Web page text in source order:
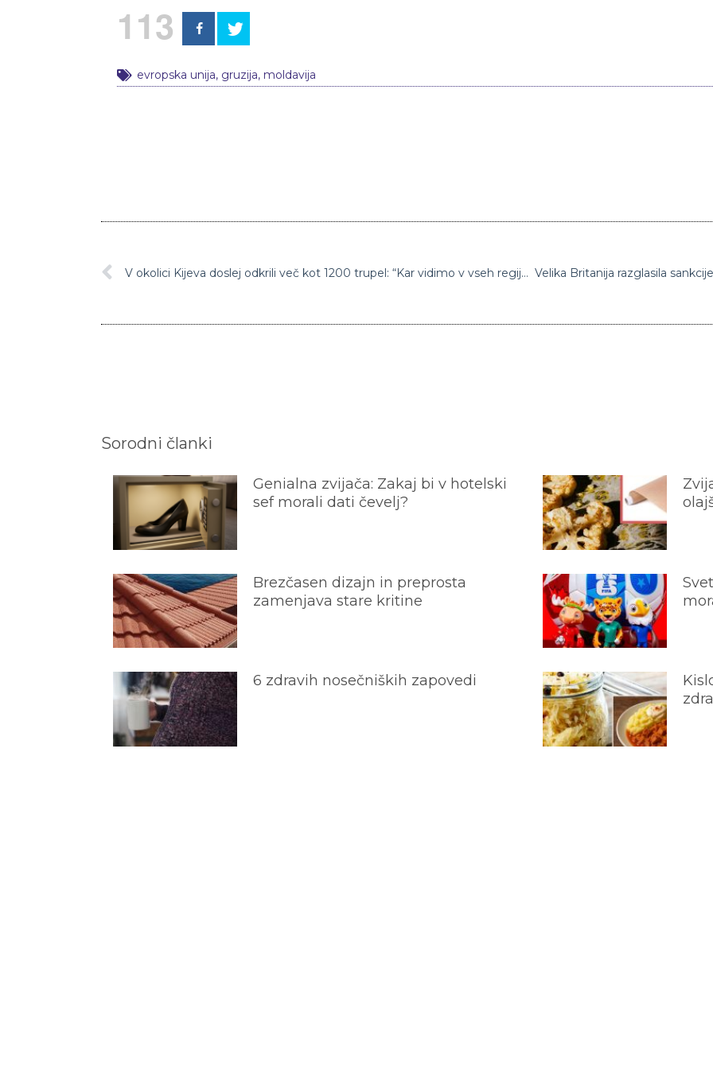
113
evropska unija, gruzija, moldavija
V okolici Kijeva doslej odkrili več kot 1200 trupel: “Kar vidimo v vseh regijah Ukrajine, so vojni zločini, zločini proti človečnosti”
Sorodni članki
Genialna zvijača: Zakaj bi v hotelski
sef morali dati čevelj?
Brezčasen dizajn in preprosta
zamenjava stare kritine
6 zdravih nosečniških zapovedi